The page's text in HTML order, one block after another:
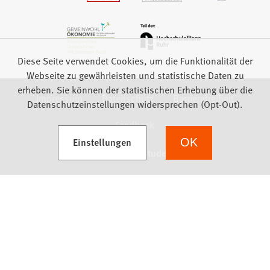
Impressum Datenschutz
Barrierefreiheit
Feedback
Diese Seite verwendet Cookies, um die Funktionalität der
Webseite zu gewährleisten und statistische Daten zu
erheben. Sie können der statistischen Erhebung über die
Datenschutzeinstellungen widersprechen (Opt-Out).
Einstellungen
(Öffnet in einem neuen Tab) OK